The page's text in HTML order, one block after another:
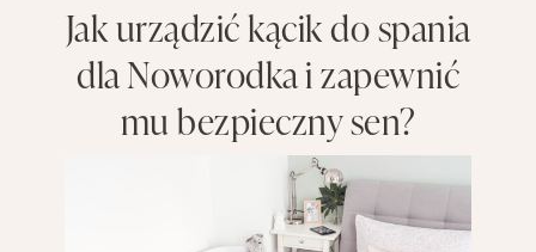
Jak urządzić kącik do spania
dla Noworodka i zapewnić
mu bezpieczny sen?